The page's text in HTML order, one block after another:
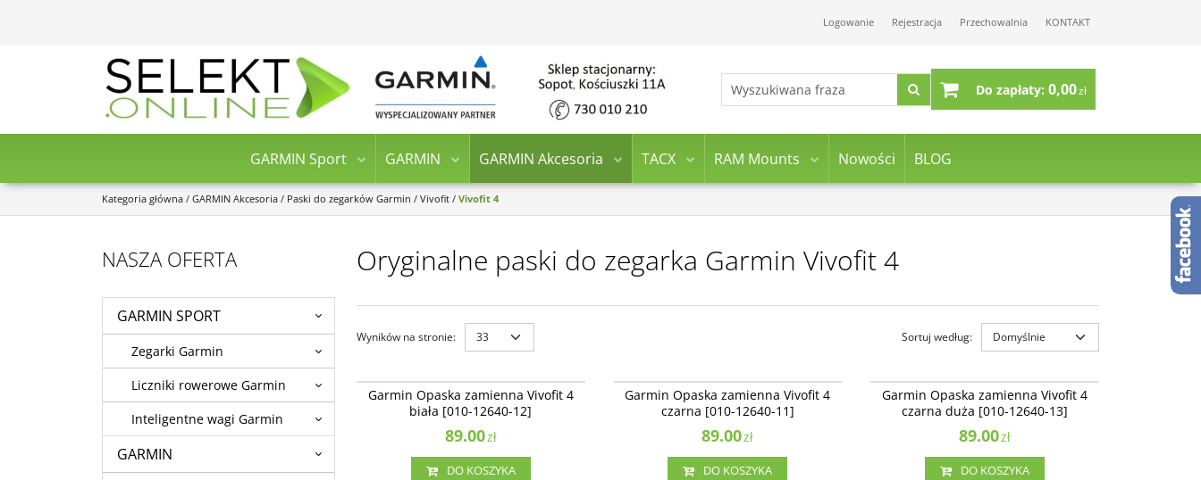
Logowanie Rejestracja Przechowalnia KONTAKT
Do zapłaty: 0,00zł
GARMIN Sport GARMIN GARMIN Akcesoria TACX RAM Mounts Nowości BLOG
Kategoria główna / GARMIN Akcesoria / Paski do zegarków Garmin / Vivofit / Vivofit 4
Oryginalne paski do zegarka Garmin Vivofit 4
Wyników na stronie: Sortuj według:
Opaski vívofit® 4 Biały (mały/średni) - tylko
opaska, bez urządzenia
Garmin Opaska zamienna Vivofit 4
biała [010-12640-12]
89.00zł
DO KOSZYKA
Opaski vívofit® 4 Czarny (mały/średni) - tylko
opaska, bez urządzenia
Garmin Opaska zamienna Vivofit 4
czarna [010-12640-11]
89.00zł
DO KOSZYKA
Opaski vívofit® 4 Czarny (duży) - tylko opaska,
bez urządzenia.
Garmin Opaska zamienna Vivofit 4
czarna duża [010-12640-13]
89.00zł
DO KOSZYKA
NASZA OFERTA
GARMIN SPORT
Zegarki Garmin
Liczniki rowerowe Garmin
Inteligentne wagi Garmin
GARMIN